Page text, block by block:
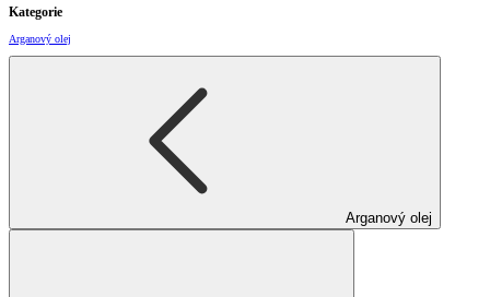
Kategorie
Arganový olej
Arganový olej